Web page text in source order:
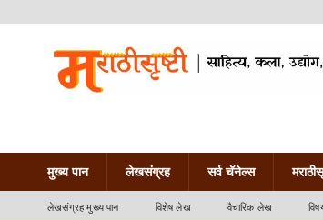
मुख्य पान लेखसंग्रह सर्व चॅनेल्स
लेखसंग्रह मुख्य पान विशेष लेख वैचारिक लेख